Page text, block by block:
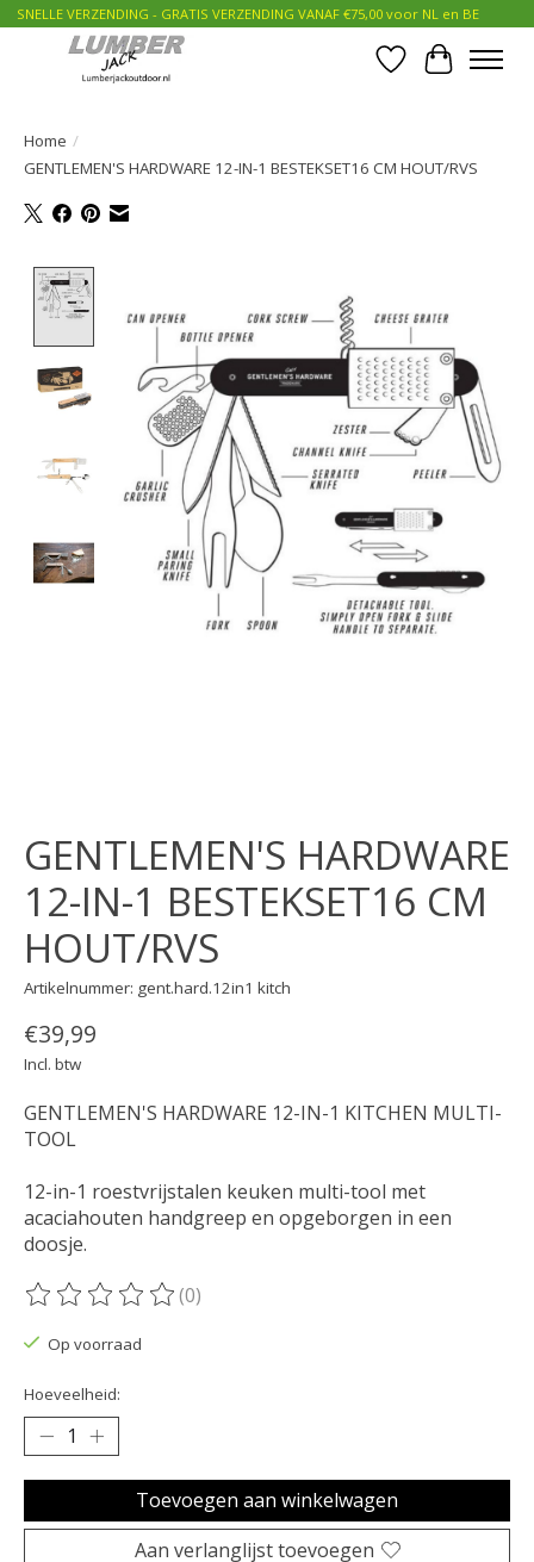
SNELLE VERZENDING - GRATIS VERZENDING VANAF €75,00 voor NL en BE
Verlanglijst
Home /
GENTLEMEN'S HARDWARE 12-IN-1 BESTEKSET16 CM HOUT/RVS
GENTLEMEN'S HARDWARE
12-IN-1 BESTEKSET16 CM
HOUT/RVS
Artikelnummer: gent.hard.12in1 kitch
€39,99
Incl. btw
GENTLEMEN'S HARDWARE 12-IN-1 KITCHEN MULTI-
TOOL
12-in-1 roestvrijstalen keuken multi-tool met
acaciahouten handgreep en opgeborgen in een
doosje.
De beoordeling van dit product is
(0)
Op voorraad
Hoeveelheid:
Toevoegen aan winkelwagen
Aan verlanglijst toevoegen